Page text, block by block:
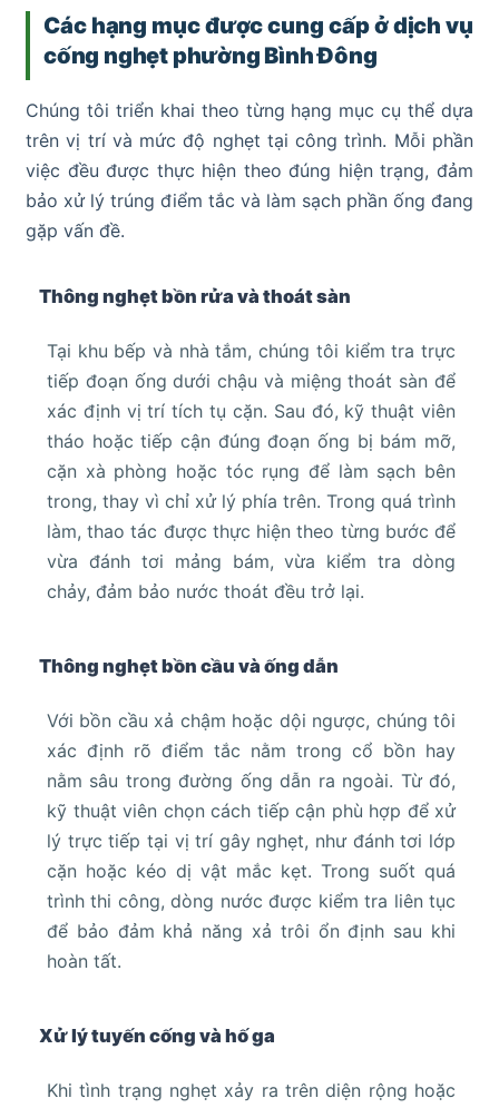
Các hạng mục được cung cấp ở dịch vụ
cống nghẹt phường Bình Đông
Chúng tôi triển khai theo từng hạng mục cụ thể dựa
trên vị trí và mức độ nghẹt tại công trình. Mỗi phần
việc đều được thực hiện theo đúng hiện trạng, đảm
bảo xử lý trúng điểm tắc và làm sạch phần ống đang
gặp vấn đề.
Thông nghẹt bồn rửa và thoát sàn
Tại khu bếp và nhà tắm, chúng tôi kiểm tra trực
tiếp đoạn ống dưới chậu và miệng thoát sàn để
xác định vị trí tích tụ cặn. Sau đó, kỹ thuật viên
tháo hoặc tiếp cận đúng đoạn ống bị bám mỡ,
cặn xà phòng hoặc tóc rụng để làm sạch bên
trong, thay vì chỉ xử lý phía trên. Trong quá trình
làm, thao tác được thực hiện theo từng bước để
vừa đánh tơi mảng bám, vừa kiểm tra dòng
chảy, đảm bảo nước thoát đều trở lại.
Thông nghẹt bồn cầu và ống dẫn
Với bồn cầu xả chậm hoặc dội ngược, chúng tôi
xác định rõ điểm tắc nằm trong cổ bồn hay
nằm sâu trong đường ống dẫn ra ngoài. Từ đó,
kỹ thuật viên chọn cách tiếp cận phù hợp để xử
lý trực tiếp tại vị trí gây nghẹt, như đánh tơi lớp
cặn hoặc kéo dị vật mắc kẹt. Trong suốt quá
trình thi công, dòng nước được kiểm tra liên tục
để bảo đảm khả năng xả trôi ổn định sau khi
hoàn tất.
Xử lý tuyến cống và hố ga
Khi tình trạng nghẹt xảy ra trên diện rộng hoặc